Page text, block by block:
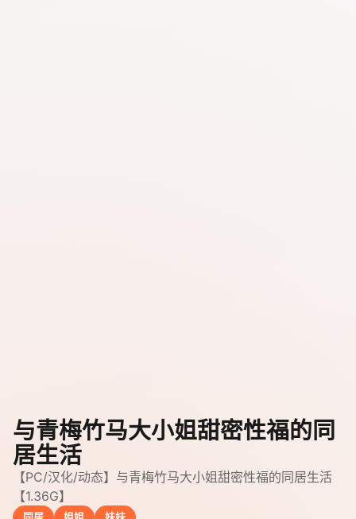
与青梅竹马大小姐甜密性福的同
居生活
【PC/汉化/动态】与青梅竹马大小姐甜密性福的同居生活
【1.36G】